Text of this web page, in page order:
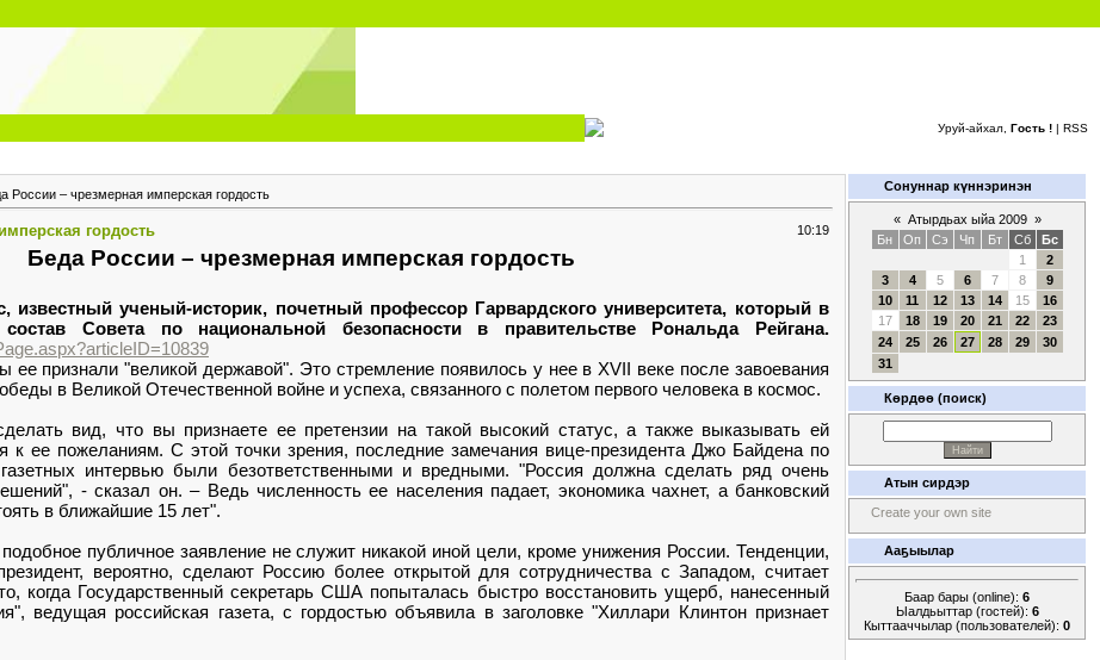
Уруй-айхал, Гость ! | RSS
России – чрезмерная имперская гордость
гордость 10:19
Беда России – чрезмерная имперская гордость
известный ученый-историк, почетный профессор Гарвардского университета, который в
Совета по национальной безопасности в правительстве Рональда Рейгана.
ее признали "великой державой". Это стремление появилось у нее в XVII веке после завоевания
в Великой Отечественной войне и успеха, связанного с полетом первого человека в космос.
вид, что вы признаете ее претензии на такой высокий статус, а также выказывать ей
к ее пожеланиям. С этой точки зрения, последние замечания вице-президента Джо Байдена по
интервью были безответственными и вредными. "Россия должна сделать ряд очень
- сказал он. – Ведь численность ее населения падает, экономика чахнет, а банковский
в ближайшие 15 лет".
публичное заявление не служит никакой иной цели, кроме унижения России. Тенденции,
вероятно, сделают Россию более открытой для сотрудничества с Западом, считает
когда Государственный секретарь США попыталась быстро восстановить ущерб, нанесенный
ведущая российская газета, с гордостью объявила в заголовке "Хиллари Клинтон признает
Сонуннар күннэринэн
« Атырдьах ыйа 2009 »
Бн
Оп Сэ Чп Бт Сб
Бс
1
2
3
4 5 6 7 8
9
10
11 12 13 14 15
16
17
18 19 20 21 22
23
24
25 26 27 28 29
30
31
Көрдөө (поиск)
Атын сирдэр
Create your own site
Ааҕыылар
Баар бары (online): 6
Ыалдьыттар (гостей): 6
Кыттааччылар (пользователей): 0